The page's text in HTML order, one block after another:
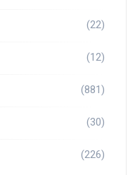
(22)
(12)
(881)
(30)
(226)